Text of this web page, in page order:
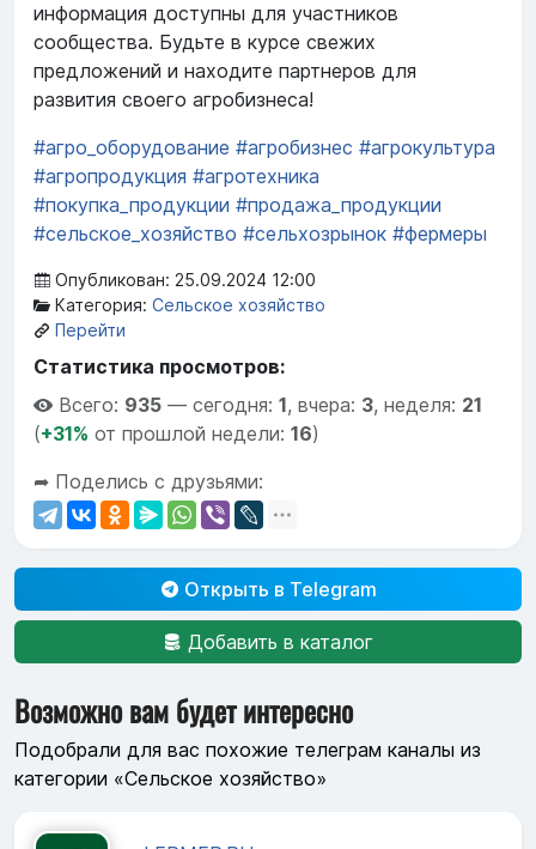
информация доступны для участников
сообщества. Будьте в курсе свежих
предложений и находите партнеров для
развития своего агробизнеса!
#агро_оборудование #агробизнес #агрокультура
#агропродукция #агротехника
#покупка_продукции #продажа_продукции
#сельское_хозяйство #сельхозрынок #фермеры
Опубликован: 25.09.2024 12:00
Категория: Сельское хозяйство
Перейти
Статистика просмотров:
Всего: 935 — сегодня: 1, вчера: 3, неделя: 21
(+31% от прошлой недели: 16)
➦ Поделись с друзьями:
Открыть в Telegram
Добавить в каталог
Возможно вам будет интересно
Подобрали для вас похожие телеграм каналы из
категории «Сельское хозяйство»